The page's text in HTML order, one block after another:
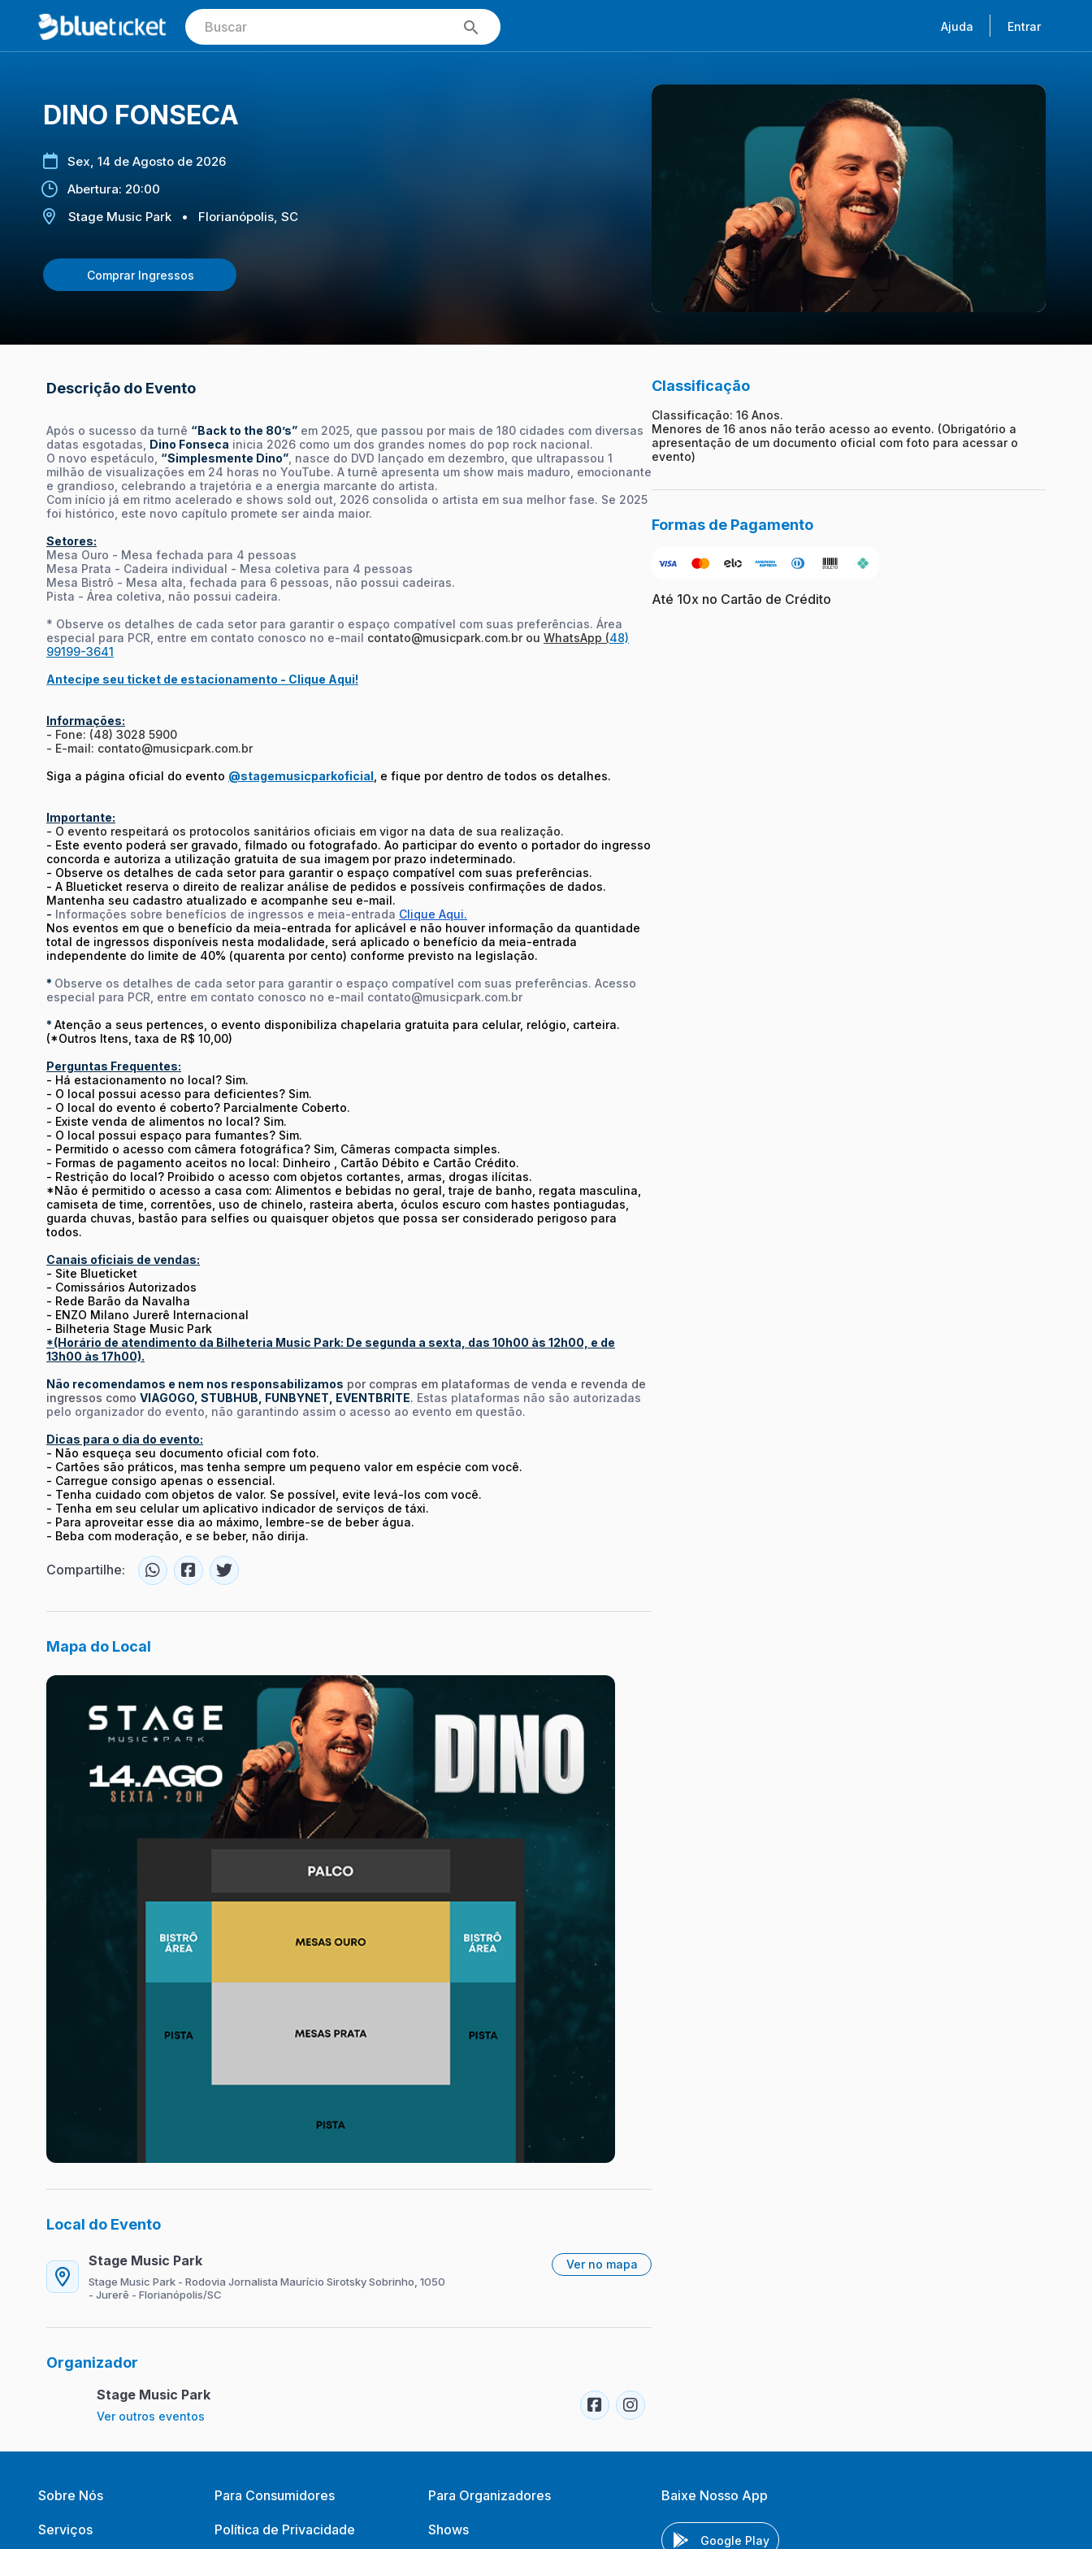
Ajuda Entrar
DINO FONSECA
Sex, 14 de Agosto de 2026
Abertura: 20:00
Stage Music Park
• Florianópolis, SC
Comprar Ingressos
Descrição do Evento
Após o sucesso da turnê “Back to the 80’s” em 2025, que passou por mais de 180 cidades com diversas
datas esgotadas, Dino Fonseca inicia 2026 como um dos grandes nomes do pop rock nacional.
O novo espetáculo, “Simplesmente Dino” , nasce do DVD lançado em dezembro, que ultrapassou 1
milhão de visualizações em 24 horas no YouTube. A turnê apresenta um show mais maduro, emocionante
e grandioso, celebrando a trajetória e a energia marcante do artista.
Com início já em ritmo acelerado e shows sold out, 2026 consolida o artista em sua melhor fase. Se 2025
foi histórico, este novo capítulo promete ser ainda maior.
Setores:
Mesa Ouro - Mesa fechada para 4 pessoas
Mesa Prata - Cadeira individual - Mesa coletiva para 4 pessoas
Mesa Bistrô - Mesa alta, fechada para 6 pessoas, não possui cadeiras.
Pista - Área coletiva, não possui cadeira.
* Observe os detalhes de cada setor para garantir o espaço compatível com suas preferências. Área
especial para PCR, entre em contato conosco no e-mail contato@musicpark.com.br ou WhatsApp (48)
99199-3641
Antecipe seu ticket de estacionamento - Clique Aqui!
Informações:
- Fone: (48) 3028 5900
- E-mail: contato@musicpark.com.br
Siga a página oficial do evento @stagemusicparkoficial , e fique por dentro de todos os detalhes.
Importante:
- O evento respeitará os protocolos sanitários oficiais em vigor na data de sua realização.
- Este evento poderá ser gravado, filmado ou fotografado. Ao participar do evento o portador do ingresso
concorda e autoriza a utilização gratuita de sua imagem por prazo indeterminado.
- Observe os detalhes de cada setor para garantir o espaço compatível com suas preferências.
- A Blueticket reserva o direito de realizar análise de pedidos e possíveis confirmações de dados.
Mantenha seu cadastro atualizado e acompanhe seu e-mail.
- Informações sobre benefícios de ingressos e meia-entrada Clique Aqui.
Nos eventos em que o benefício da meia-entrada for aplicável e não houver informação da quantidade
total de ingressos disponíveis nesta modalidade, será aplicado o benefício da meia-entrada
independente do limite de 40% (quarenta por cento) conforme previsto na legislação.
* Observe os detalhes de cada setor para garantir o espaço compatível com suas preferências. Acesso
especial para PCR, entre em contato conosco no e-mail contato@musicpark.com.br
* Atenção a seus pertences, o evento disponibiliza chapelaria gratuita para celular, relógio, carteira.
(*Outros Itens, taxa de R$ 10,00)
Perguntas Frequentes:
- Há estacionamento no local? Sim.
- O local possui acesso para deficientes? Sim.
- O local do evento é coberto? Parcialmente Coberto.
- Existe venda de alimentos no local? Sim.
- O local possui espaço para fumantes? Sim.
- Permitido o acesso com câmera fotográfica? Sim, Câmeras compacta simples.
- Formas de pagamento aceitos no local: Dinheiro , Cartão Débito e Cartão Crédito.
- Restrição do local? Proibido o acesso com objetos cortantes, armas, drogas ilícitas.
*Não é permitido o acesso a casa com: Alimentos e bebidas no geral, traje de banho, regata masculina,
camiseta de time, correntões, uso de chinelo, rasteira aberta, óculos escuro com hastes pontiagudas,
guarda chuvas, bastão para selfies ou quaisquer objetos que possa ser considerado perigoso para
todos.
Canais oficiais de vendas:
- Site Blueticket
- Comissários Autorizados
- Rede Barão da Navalha
- ENZO Milano Jurerê Internacional
- Bilheteria Stage Music Park
*(Horário de atendimento da Bilheteria Music Park: De segunda a sexta, das 10h00 às 12h00, e de
13h00 às 17h00).
Não recomendamos e nem nos responsabilizamos por compras em plataformas de venda e revenda de
ingressos como VIAGOGO, STUBHUB, FUNBYNET, EVENTBRITE. Estas plataformas não são autorizadas
pelo organizador do evento, não garantindo assim o acesso ao evento em questão.
Dicas para o dia do evento:
- Não esqueça seu documento oficial com foto.
- Cartões são práticos, mas tenha sempre um pequeno valor em espécie com você.
- Carregue consigo apenas o essencial.
- Tenha cuidado com objetos de valor. Se possível, evite levá-los com você.
- Tenha em seu celular um aplicativo indicador de serviços de táxi.
- Para aproveitar esse dia ao máximo, lembre-se de beber água.
- Beba com moderação, e se beber, não dirija.
Compartilhe:
Mapa do Local
Local do Evento
Stage Music Park
Stage Music Park - Rodovia Jornalista Maurício Sirotsky Sobrinho, 1050
- Jurerê - Florianópolis/SC
Ver no mapa
Organizador
Stage Music Park
Ver outros eventos
Classificação
Classificação: 16 Anos.
Menores de 16 anos não terão acesso ao evento. (Obrigatório a
apresentação de um documento oficial com foto para acessar o
evento)
Formas de Pagamento
Até 10x no Cartão de Crédito
Sobre Nós
Serviços
Para Consumidores
Política de Privacidade
Para Organizadores
Shows
Baixe Nosso App
Google Play